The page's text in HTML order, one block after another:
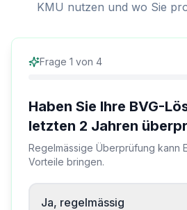
KMU nutzen und wo Sie
Frage 1 von 4
Haben Sie Ihre BVG-
letzten 2 Jahren
Regelmässige Überprüfung kann
Vorteile bringen.
Ja, regelmässig